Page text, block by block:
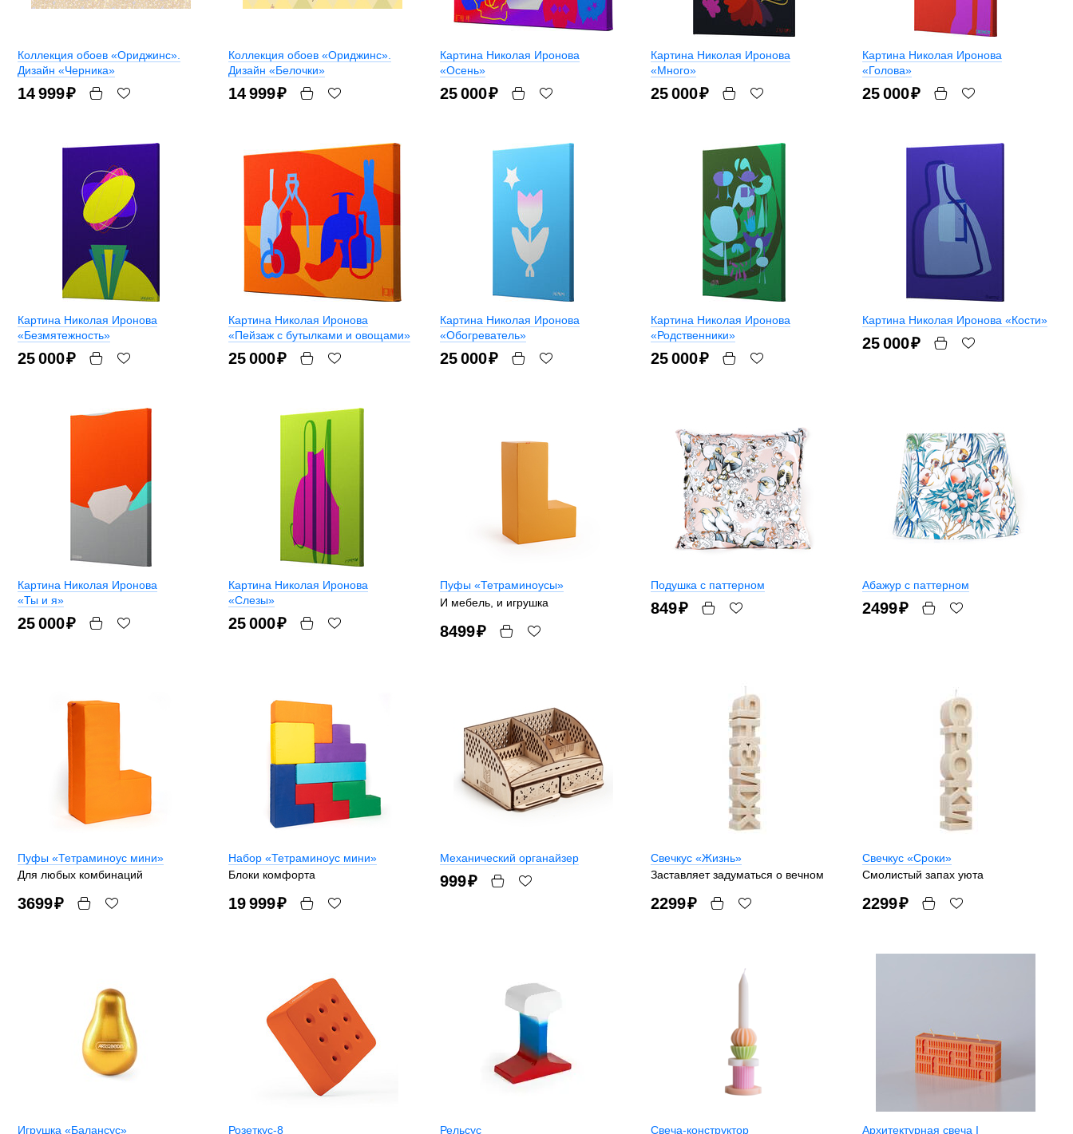
Коллекция обоев «Ориджинс».
Дизайн «Черника»
14 999₽
Коллекция обоев «Ориджинс».
Дизайн «Белочки»
14 999₽
Картина Николая Иронова
«Осень»
25 000₽
Картина Николая Иронова
«Много»
25 000₽
Картина Николая Иронова
«Голова»
25 000₽
Картина Николая Иронова
«Безмятежность»
25 000₽
Картина Николая Иронова
«Пейзаж с бутылками и овощами»
25 000₽
Картина Николая Иронова
«Обогреватель»
25 000₽
Картина Николая Иронова
«Родственники»
25 000₽
Картина Николая Иронова «Кости»
25 000₽
Картина Николая Иронова
«Ты и я»
25 000₽
Картина Николая Иронова
«Слезы»
25 000₽
Пуфы «Тетраминоусы»
И мебель, и игрушка
8499₽
Подушка с паттерном
849₽
Абажур с паттерном
2499₽
Пуфы «Тетраминоус мини»
Для любых комбинаций
3699₽
Набор «Тетраминоус мини»
Блоки комфорта
19 999₽
Механический органайзер
999₽
Свечкус «Жизнь»
Заставляет задуматься о вечном
2299₽
Свечкус «Сроки»
Смолистый запах уюта
2299₽
Игрушка «Балансус» Розеткус-8 Рельсус Свеча-конструктор Архитектурная свеча I